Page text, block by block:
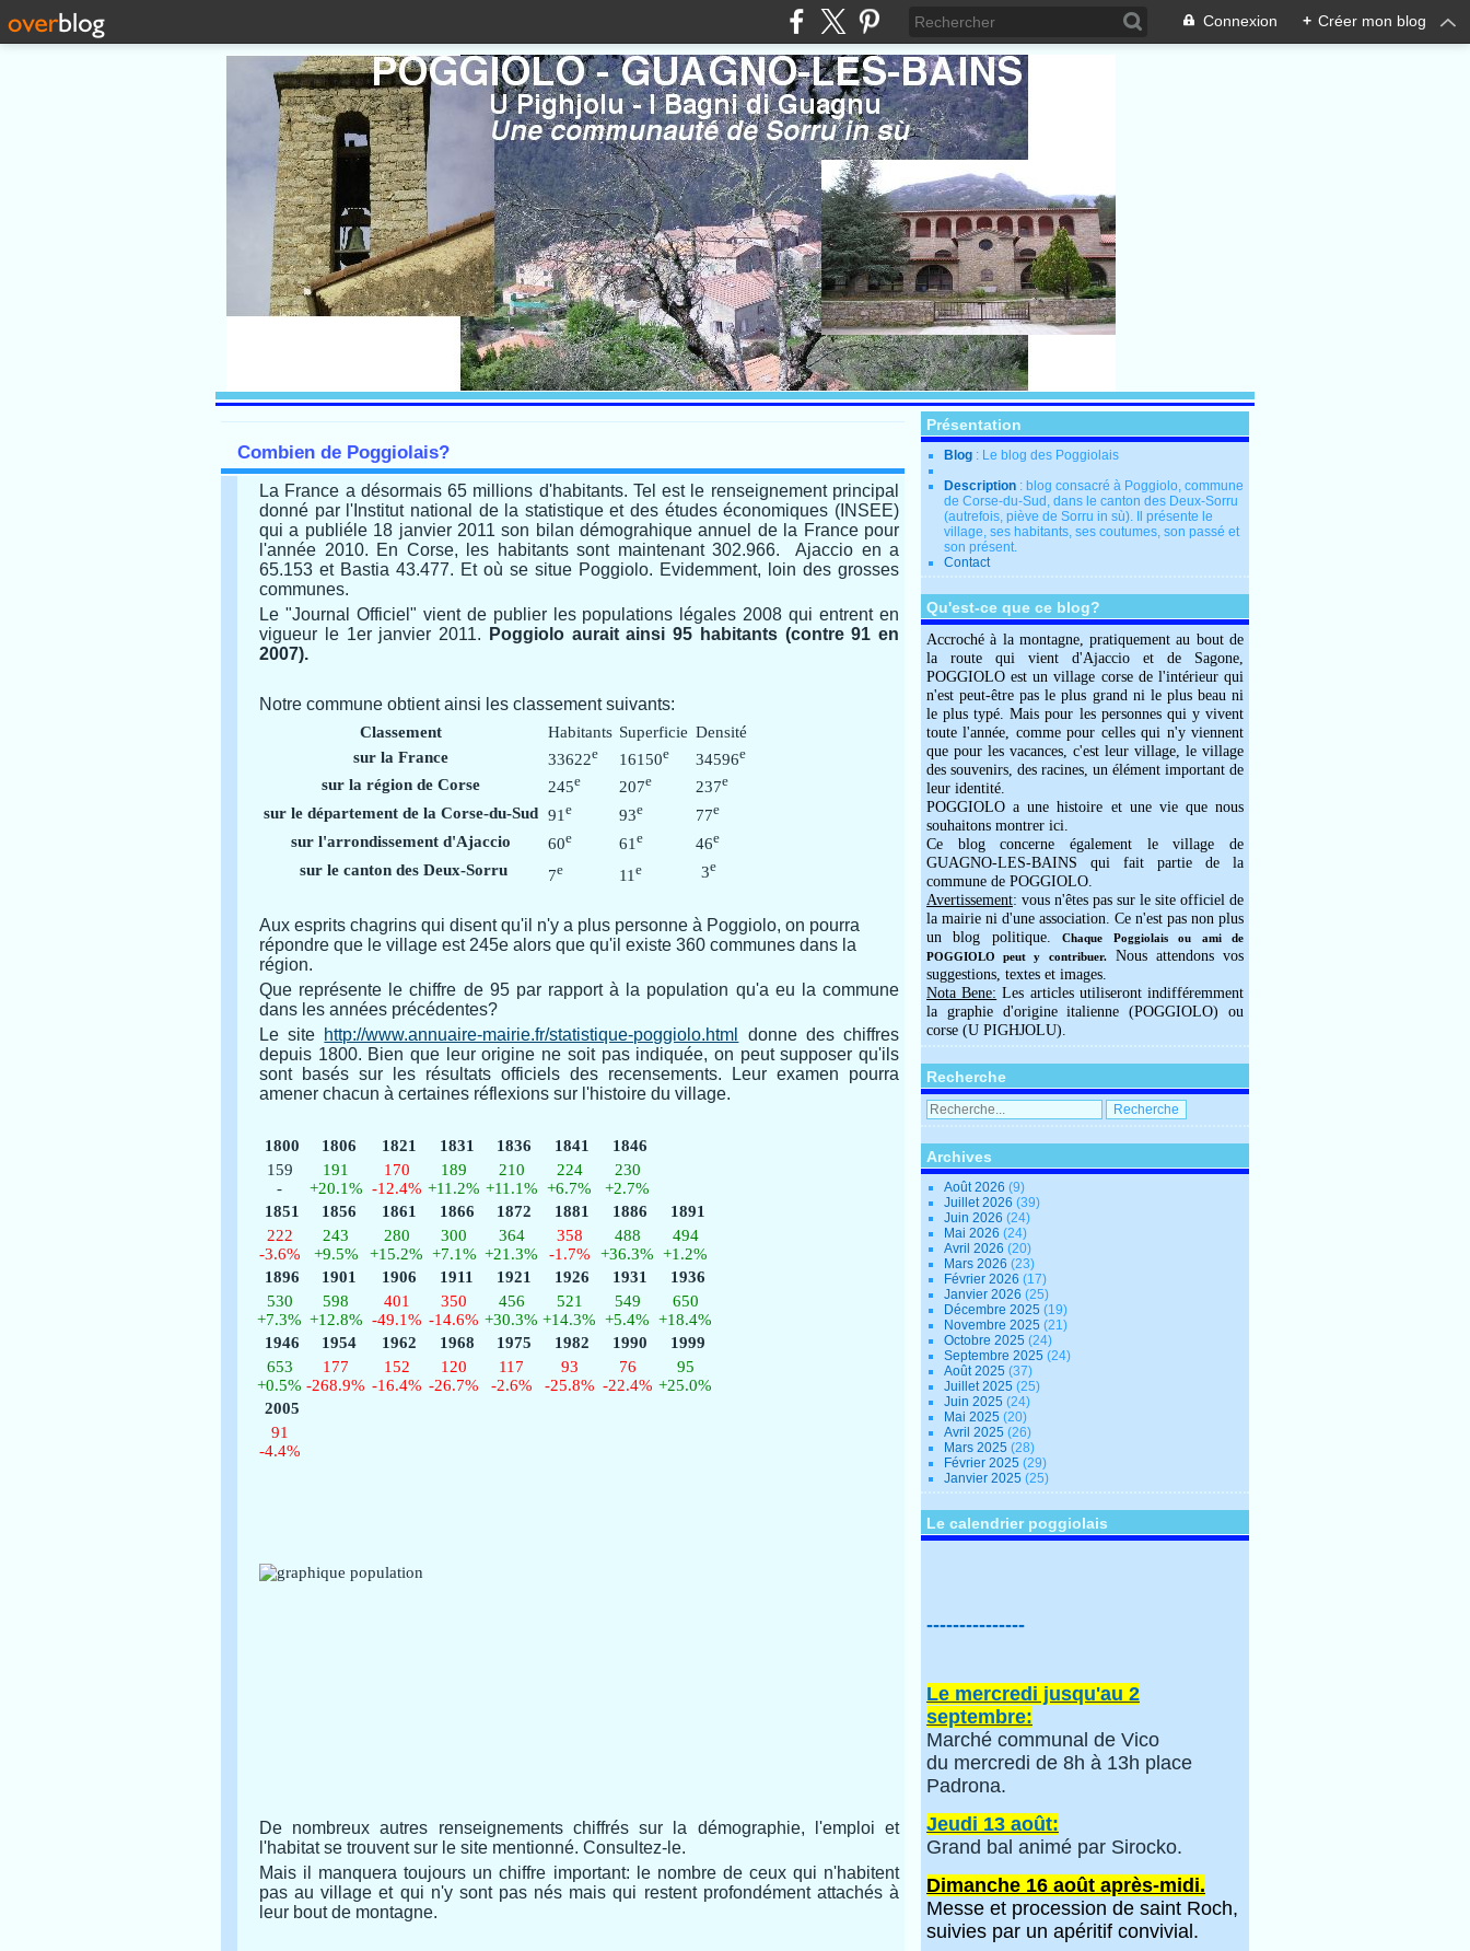
Connexion + Créer mon blog
Combien de Poggiolais?
La France a désormais 65 millions d'habitants. Tel est le renseignement principal
donné par l'Institut national de la statistique et des études économiques (INSEE)
qui a publiéle 18 janvier 2011 son bilan démograhique annuel de la France pour
l'année 2010. En Corse, les habitants sont maintenant 302.966. Ajaccio en a
65.153 et Bastia 43.477. Et où se situe Poggiolo. Evidemment, loin des grosses
communes.
Le "Journal Officiel" vient de publier les populations légales 2008 qui entrent en
vigueur le 1er janvier 2011.
Poggiolo aurait ainsi 95 habitants (contre 91 en
2007).
Notre commune obtient ainsi les classement suivants:
Classement Habitants Superficie Densité
sur la France
33622e 16150e 34596e
sur la région de Corse 245e 207e 237e
sur le département de la Corse-du-Sud 91 e 93e 77e
sur l'arrondissement d'Ajaccio 60e 61 e 46e
sur le canton des Deux-Sorru 7e 11 e 3e
Aux esprits chagrins qui disent qu'il n'y a plus personne à Poggiolo, on pourra
répondre que le village est 245e alors que qu'il existe 360 communes dans la
région.
Que représente le chiffre de 95 par rapport à la population qu'a eu la commune
dans les années précédentes?
Le site http://www.annuaire-mairie.fr/statistique-poggiolo.html
donne des chiffres
depuis 1800. Bien que leur origine ne soit pas indiquée, on peut supposer qu'ils
sont basés sur les résultats officiels des recensements. Leur examen pourra
amener chacun à certaines réflexions sur l'histoire du village.
1800
159
-
1806
191
+20.1%
1821
170
-12.4%
1831
189
+11.2%
1836
210
+11.1%
1841
224
+6.7%
1846
230
+2.7%
1851
222
-3.6%
1856
243
+9.5%
1861
280
+15.2%
1866
300
+7.1%
1872
364
+21.3%
1881
358
-1.7%
1886
488
+36.3%
1891
494
+1.2%
1896
530
+7.3%
1901
598
+12.8%
1906
401
-49.1%
1911
350
-14.6%
1921
456
+30.3%
1926
521
+14.3%
1931
549
+5.4%
1936
650
+18.4%
1946
653
+0.5%
1954
177
-268.9%
1962
152
-16.4%
1968
120
-26.7%
1975
117
-2.6%
1982
93
-25.8%
1990
76
-22.4%
1999
95
+25.0%
2005
91
-4.4%
De nombreux autres renseignements chiffrés sur la démographie, l'emploi et
l'habitat se trouvent sur le site mentionné. Consultez-le.
Mais il manquera toujours un chiffre important: le nombre de ceux qui n'habitent
pas au village et qui n'y sont pas nés mais qui restent profondément attachés à
leur bout de montagne.
Présentation
Blog : Le blog des Poggiolais
Description : blog consacré à Poggiolo, commune
de Corse-du-Sud, dans le canton des Deux-Sorru
(autrefois, piève de Sorru in sù). Il présente le
village, ses habitants, ses coutumes, son passé et
son présent.
Contact
Qu'est-ce que ce blog?
Accroché à la montagne, pratiquement au bout de
la route qui vient d'Ajaccio et de Sagone,
POGGIOLO est un village corse de l'intérieur qui
n'est peut-être pas le plus grand ni le plus beau ni
le plus typé. Mais pour les personnes qui y vivent
toute l'année, comme pour celles qui n'y viennent
que pour les vacances, c'est leur village, le village
des souvenirs, des racines, un élément important de
leur identité.
POGGIOLO a une histoire et une vie que nous
souhaitons montrer ici.
Ce blog concerne également le village de
GUAGNO-LES-BAINS qui fait partie de la
commune de POGGIOLO.
Avertissement: vous n'êtes pas sur le site officiel de
la mairie ni d'une association. Ce n'est pas non plus
un blog politique.Chaque Poggiolais ou ami de
POGGIOLO peut y contribuer.Nous attendons vos
suggestions, textes et images.
Nota Bene: Les articles utiliseront indifféremment
la graphie d'origine italienne (POGGIOLO) ou
corse (U PIGHJOLU).
Recherche
Archives
Août 2026 (9)
Juillet 2026 (39)
Juin 2026 (24)
Mai 2026 (24)
Avril 2026 (20)
Mars 2026 (23)
Février 2026 (17)
Janvier 2026 (25)
Décembre 2025 (19)
Novembre 2025 (21)
Octobre 2025 (24)
Septembre 2025 (24)
Août 2025 (37)
Juillet 2025 (25)
Juin 2025 (24)
Mai 2025 (20)
Avril 2025 (26)
Mars 2025 (28)
Février 2025 (29)
Janvier 2025 (25)
Le calendrier poggiolais
---------------
Le mercredi jusqu'au 2
septembre:
Marché communal de Vico
du mercredi de 8h à 13h place
Padrona.
Jeudi 13 août:
Grand bal animé par Sirocko.
Dimanche 16 août après-midi.
Messe et procession de saint Roch,
suivies par un apéritif convivial.